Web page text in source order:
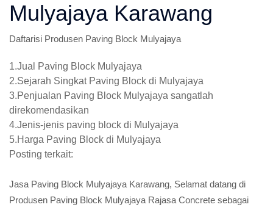
Mulyajaya Karawang
Daftarisi Produsen Paving Block Mulyajaya
1.Jual Paving Block Mulyajaya
2.Sejarah Singkat Paving Block di Mulyajaya
3.Penjualan Paving Block Mulyajaya sangatlah
direkomendasikan
4.Jenis-jenis paving block di Mulyajaya
5.Harga Paving Block di Mulyajaya
Posting terkait:
Jasa Paving Block Mulyajaya Karawang, Selamat datang di
Produsen Paving Block Mulyajaya Rajasa Concrete sebagai